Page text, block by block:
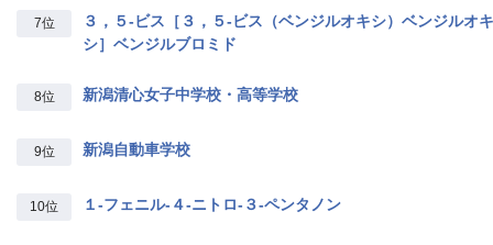
7位
３，５‐ビス［３，５‐ビス（ベンジルオキシ）ベンジルオキ
シ］ベンジルブロミド
8位 新潟清心女子中学校・高等学校
9位 新潟自動車学校
10位 １‐フェニル‐４‐ニトロ‐３‐ペンタノン